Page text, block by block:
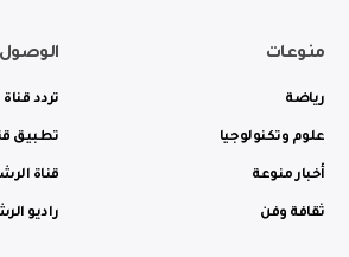
منوعات
رياضة
علوم وتكنولوجيا
أخبار منوعة
ثقافة وفن
تردد
تطبيق
قناة
راديو